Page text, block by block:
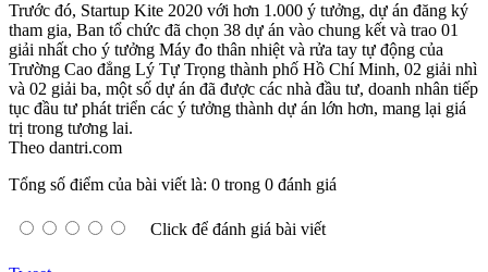
Trước đó, Startup Kite 2020 với hơn 1.000 ý tưởng, dự án đăng ký
tham gia, Ban tổ chức đã chọn 38 dự án vào chung kết và trao 01
giải nhất cho ý tưởng Máy đo thân nhiệt và rửa tay tự động của
Trường Cao đẳng Lý Tự Trọng thành phố Hồ Chí Minh, 02 giải nhì
và 02 giải ba, một số dự án đã được các nhà đầu tư, doanh nhân tiếp
tục đầu tư phát triển các ý tưởng thành dự án lớn hơn, mang lại giá
trị trong tương lai.
Theo dantri.com
Tổng số điểm của bài viết là: 0 trong 0 đánh giá
Click để đánh giá bài viết